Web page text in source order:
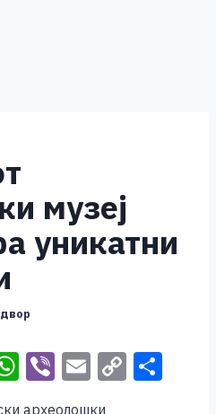
музеј
уникатни
W Vi E C
археолошки